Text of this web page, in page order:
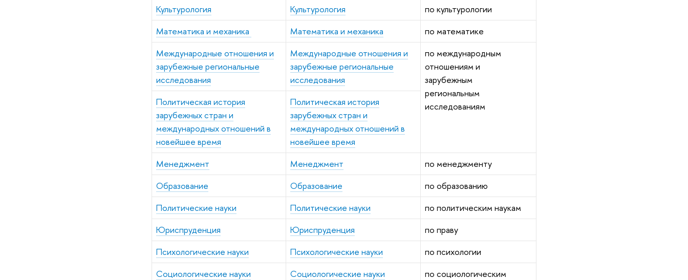
Культурология
Культурология
по культурологии
Математика и механика
Математика и механика
по математике
Международные отношения и
зарубежные региональные
исследования
Международные отношения и
зарубежные региональные
исследования
по международным
отношениям и
зарубежным
региональным
исследованиям
Политическая история
зарубежных стран и
международных отношений в
новейшее время
Политическая история
зарубежных стран и
международных отношений в
новейшее время
Менеджмент
Менеджмент
по менеджменту
Образование
Образование
по образованию
Политические науки
Политические науки
по политическим наукам
Юриспруденция
Юриспруденция
по праву
Психологические науки Психологические науки
по психологии
Социологические науки
Социологические науки
по социологическим